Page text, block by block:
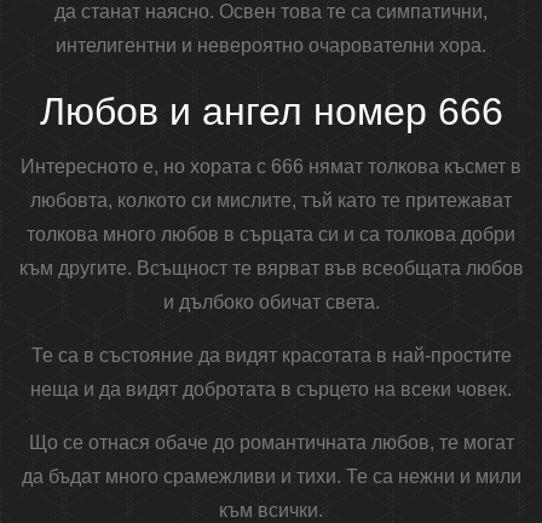
да станат наясно. Освен това те са симпатични,
интелигентни и невероятно очарователни хора.
Любов и ангел номер 666
Интересното е, но хората с 666 нямат толкова късмет в
любовта, колкото си мислите, тъй като те притежават
толкова много любов в сърцата си и са толкова добри
към другите. Всъщност те вярват във всеобщата любов
и дълбоко обичат света.
Те са в състояние да видят красотата в най-простите
неща и да видят добротата в сърцето на всеки човек.
Що се отнася обаче до романтичната любов, те могат
да бъдат много срамежливи и тихи. Те са нежни и мили
към всички.